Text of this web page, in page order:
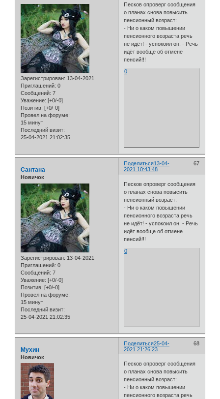
Зарегистрирован: 13-04-2021
Приглашений: 0
Сообщений: 7
Уважение: [+0/-0]
Позитив: [+0/-0]
Провел на форуме:
15 минут
Последний визит:
25-04-2021 21:02:35
Песков опроверг сообщения
о планах снова повысить
пенсионный возраст:
- Ни о каком повышении
пенсионного возраста речь
не идёт! - успокоил он. - Речь
идёт вообще об отмене
пенсий!!!
0
Поделиться 67
13-04-
2021 10:43:48
Сантана
Новичок
Зарегистрирован: 13-04-2021
Приглашений: 0
Сообщений: 7
Уважение: [+0/-0]
Позитив: [+0/-0]
Провел на форуме:
15 минут
Последний визит:
25-04-2021 21:02:35
Песков опроверг сообщения
о планах снова повысить
пенсионный возраст:
- Ни о каком повышении
пенсионного возраста речь
не идёт! - успокоил он. - Речь
идёт вообще об отмене
пенсий!!!
0
Поделиться 68
25-04-
2021 21:26:23
Мухин
Новичок
Песков опроверг сообщения
о планах снова повысить
пенсионный возраст:
- Ни о каком повышении
пенсионного возраста речь